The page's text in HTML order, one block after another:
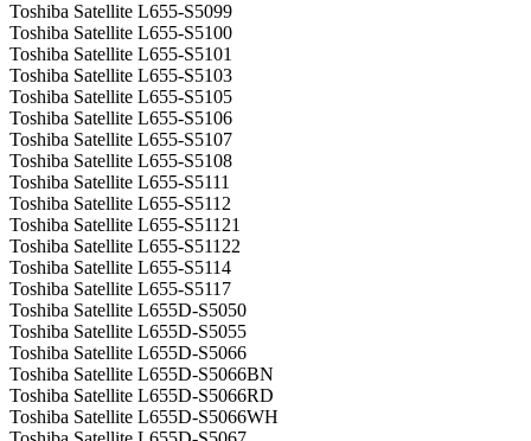
Toshiba Satellite L655-S5099
Toshiba Satellite L655-S5100
Toshiba Satellite L655-S5101
Toshiba Satellite L655-S5103
Toshiba Satellite L655-S5105
Toshiba Satellite L655-S5106
Toshiba Satellite L655-S5107
Toshiba Satellite L655-S5108
Toshiba Satellite L655-S5111
Toshiba Satellite L655-S5112
Toshiba Satellite L655-S51121
Toshiba Satellite L655-S51122
Toshiba Satellite L655-S5114
Toshiba Satellite L655-S5117
Toshiba Satellite L655D-S5050
Toshiba Satellite L655D-S5055
Toshiba Satellite L655D-S5066
Toshiba Satellite L655D-S5066BN
Toshiba Satellite L655D-S5066RD
Toshiba Satellite L655D-S5066WH